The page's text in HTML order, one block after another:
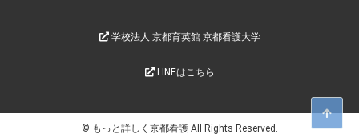
学校法人 京都育英館 京都看護大学
LINEはこちら
© もっと詳しく京都看護 All Rights Reserved.